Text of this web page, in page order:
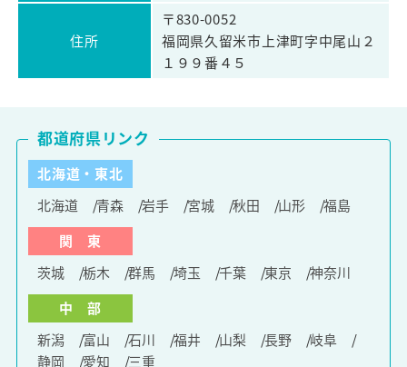
住所
〒830-0052
福岡県久留米市上津町字中尾山２
１９９番４５
北海道・東北
北海道
青森 岩手 宮城 秋田 山形
福島
関 東
茨城
栃木 群馬 埼玉 千葉 東京
神奈川
中 部
新潟
富山 石川 福井 山梨 長野
岐阜
静岡
愛知
三重
都道府県リンク